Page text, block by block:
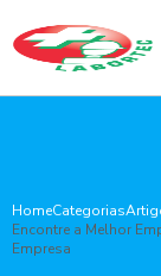
HomeCategorias
Encontre a Melhor
Empresa